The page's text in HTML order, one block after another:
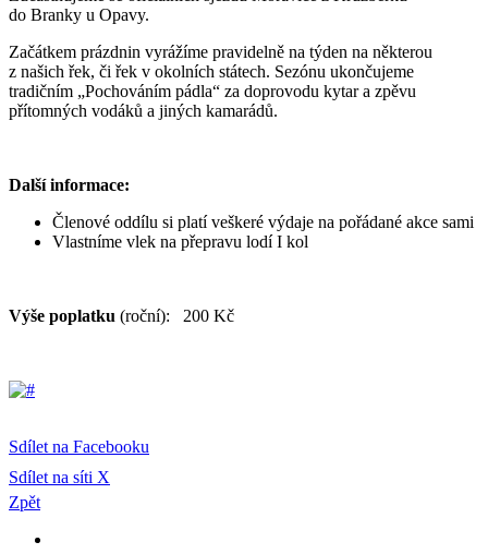
do Branky u Opavy.
Začátkem prázdnin vyrážíme pravidelně na týden na některou
z našich řek, či řek v okolních státech. Sezónu ukončujeme
tradičním „Pochováním pádla“ za doprovodu kytar a zpěvu
přítomných vodáků a jiných kamarádů.
Další informace:
Členové oddílu si platí veškeré výdaje na pořádané akce sami
Vlastníme vlek na přepravu lodí I kol
Výše poplatku (roční): 200 Kč
Sdílet na Facebooku
Sdílet na síti X
Zpět